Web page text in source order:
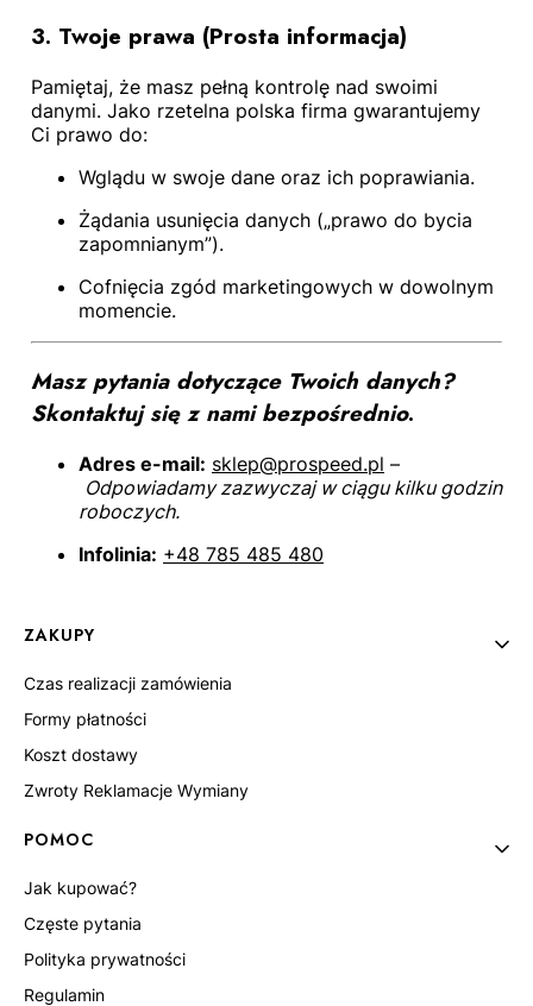
3. Twoje prawa (Prosta informacja)
Pamiętaj, że masz pełną kontrolę nad swoimi
danymi. Jako rzetelna polska firma gwarantujemy
Ci prawo do:
Wglądu w swoje dane oraz ich poprawiania.
Żądania usunięcia danych („prawo do bycia
zapomnianym”).
Cofnięcia zgód marketingowych w dowolnym
momencie.
Masz pytania dotyczące Twoich danych?
Skontaktuj się z nami bezpośrednio.
Adres e-mail: sklep@prospeed.pl –
Odpowiadamy zazwyczaj w ciągu kilku godzin
roboczych.
Infolinia: +48 785 485 480
Linki w stopce
ZAKUPY
Czas realizacji zamówienia
Formy płatności
Koszt dostawy
Zwroty Reklamacje Wymiany
POMOC
Jak kupować?
Częste pytania
Polityka prywatności
Regulamin